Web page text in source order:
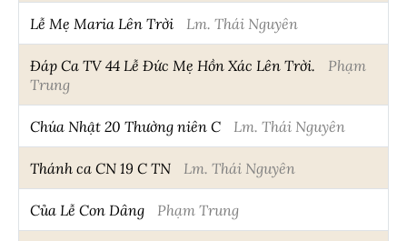
Lễ Mẹ Maria Lên Trời Lm. Thái Nguyên
Đáp Ca TV 44 Lễ Đức Mẹ Hồn Xác Lên Trời.
Phạm
Trung
Chúa Nhật 20 Thường niên C Lm. Thái Nguyên
Thánh ca CN 19 C TN Lm. Thái Nguyên
Của Lễ Con Dâng Phạm Trung